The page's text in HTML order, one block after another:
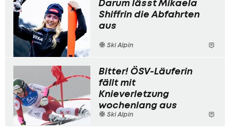
Darum lässt Mikaela
Shiffrin die Abfahrten
aus
Ski Alpin
Bitter! ÖSV-Läuferin
fällt mit
Knieverletzung
wochenlang aus
Ski Alpin